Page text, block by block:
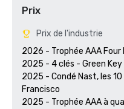
Prix
Prix de l'industrie
2026 - Trophée AAA Four
2025 - 4 clés - Green Key
2025 - Condé Nast, les
Francisco
2025 - Trophée AAA à